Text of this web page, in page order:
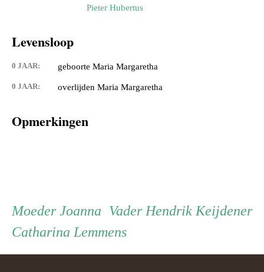
Pieter Hubertus
Levensloop
0 JAAR: geboorte Maria Margaretha
0 JAAR: overlijden Maria Margaretha
Opmerkingen
Persoon
ouder
Vader Vader
Hendrik Keijdener
MoederMoeder
Joanna
Catharina Lemmens